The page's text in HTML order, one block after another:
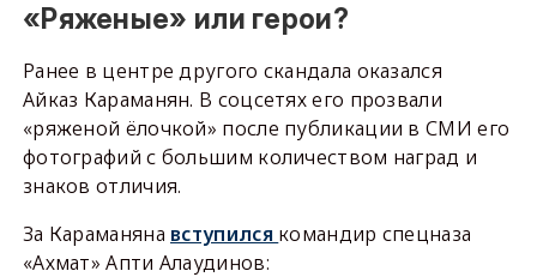
«Ряженые» или герои?
Ранее в центре другого скандала оказался
Айказ Караманян. В соцсетях его прозвали
«ряженой ёлочкой» после публикации в СМИ его
фотографий с большим количеством наград и
знаков отличия.
За Караманяна вступился командир спецназа
«Ахмат» Апти Алаудинов: